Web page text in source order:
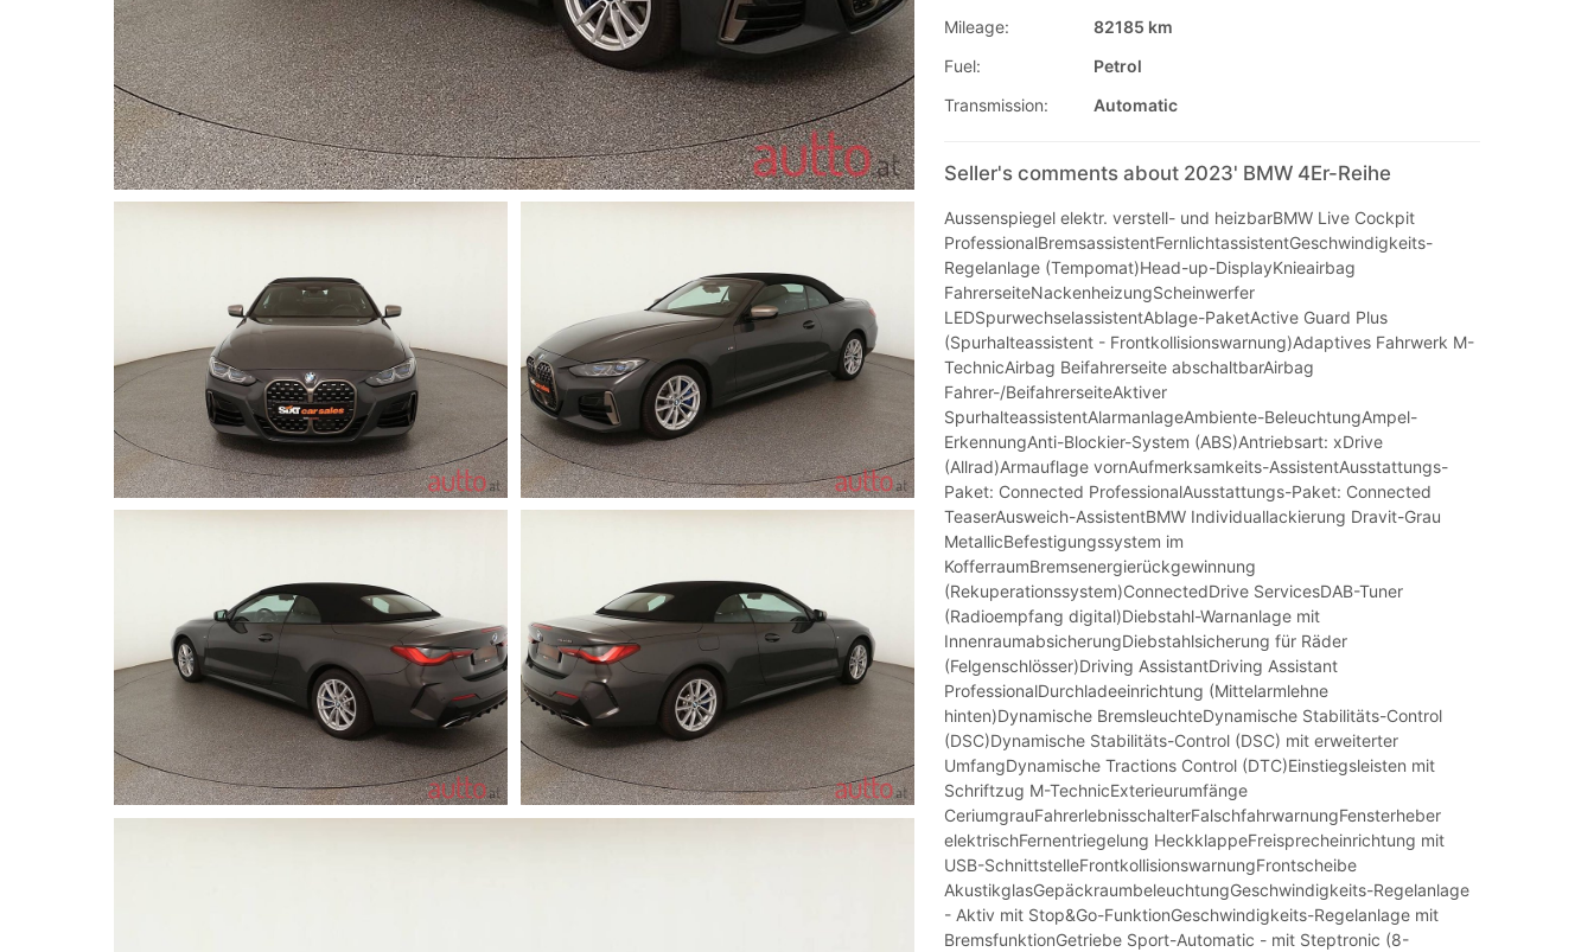
Mileage:
82185 km
Fuel:
Petrol
Transmission:
Automatic
Seller's comments about 2023' BMW 4Er-Reihe
Aussenspiegel elektr. verstell- und heizbarBMW Live Cockpit
ProfessionalBremsassistentFernlichtassistentGeschwindigkeits-
Regelanlage (Tempomat)Head-up-DisplayKnieairbag
FahrerseiteNackenheizungScheinwerfer
LEDSpurwechselassistentAblage-PaketActive Guard Plus
(Spurhalteassistent - Frontkollisionswarnung)Adaptives Fahrwerk M-
TechnicAirbag Beifahrerseite abschaltbarAirbag
Fahrer-/BeifahrerseiteAktiver
SpurhalteassistentAlarmanlageAmbiente-BeleuchtungAmpel-
ErkennungAnti-Blockier-System (ABS)Antriebsart: xDrive
(Allrad)Armauflage vornAufmerksamkeits-AssistentAusstattungs-
Paket: Connected ProfessionalAusstattungs-Paket: Connected
TeaserAusweich-AssistentBMW Individuallackierung Dravit-Grau
MetallicBefestigungssystem im
KofferraumBremsenergierückgewinnung
(Rekuperationssystem)ConnectedDrive ServicesDAB-Tuner
(Radioempfang digital)Diebstahl-Warnanlage mit
InnenraumabsicherungDiebstahlsicherung für Räder
(Felgenschlösser)Driving AssistantDriving Assistant
ProfessionalDurchladeeinrichtung (Mittelarmlehne
hinten)Dynamische BremsleuchteDynamische Stabilitäts-Control
(DSC)Dynamische Stabilitäts-Control (DSC) mit erweiterter
UmfangDynamische Tractions Control (DTC)Einstiegsleisten mit
Schriftzug M-TechnicExterieurumfänge
CeriumgrauFahrerlebnisschalterFalschfahrwarnungFensterheber
elektrischFernentriegelung HeckklappeFreisprecheinrichtung mit
USB-SchnittstelleFrontkollisionswarnungFrontscheibe
AkustikglasGepäckraumbeleuchtungGeschwindigkeits-Regelanlage
- Aktiv mit Stop&Go-FunktionGeschwindigkeits-Regelanlage mit
BremsfunktionGetriebe Sport-Automatic - mit Steptronic (8-